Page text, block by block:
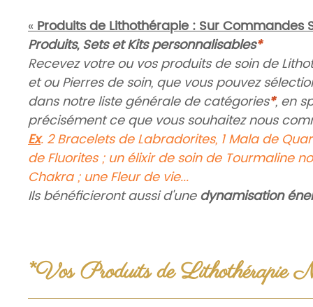
«Produits de Lithothérapie : Sur Commandes
Produits, Sets et Kits personnalisables*
Recevez votre ou vos produits de soin de
et ou Pierres de soin, que vous pouvez
dans notre liste générale de catégories*, en
précisément ce que vous souhaitez nous
Ex. 2 Bracelets de Labradorites, 1 Mala de
de Fluorites ; un élixir de soin de Tourmaline
Chakra ; une Fleur de vie...
Ils bénéficieront aussi d'unedynamisation
thérapeutiques holistiques, et de synergies
*Vos Produits de Lithothérapie